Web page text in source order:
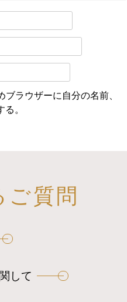
ラウザーに自分の名前、
。
ご質問
して